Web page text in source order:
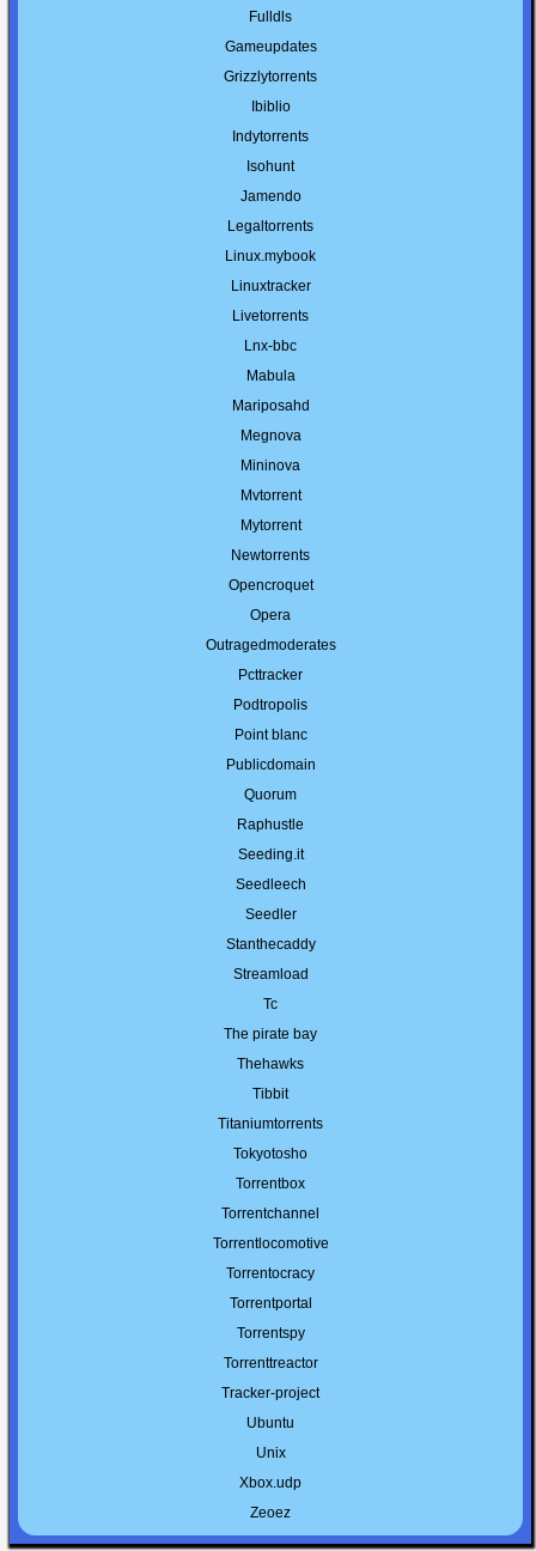
Fulldls
Gameupdates
Grizzlytorrents
Ibiblio
Indytorrents
Isohunt
Jamendo
Legaltorrents
Linux.mybook
Linuxtracker
Livetorrents
Lnx-bbc
Mabula
Mariposahd
Megnova
Mininova
Mvtorrent
Mytorrent
Newtorrents
Opencroquet
Opera
Outragedmoderates
Pcttracker
Podtropolis
Point blanc
Publicdomain
Quorum
Raphustle
Seeding.it
Seedleech
Seedler
Stanthecaddy
Streamload
Tc
The pirate bay
Thehawks
Tibbit
Titaniumtorrents
Tokyotosho
Torrentbox
Torrentchannel
Torrentlocomotive
Torrentocracy
Torrentportal
Torrentspy
Torrenttreactor
Tracker-project
Ubuntu
Unix
Xbox.udp
Zeoez